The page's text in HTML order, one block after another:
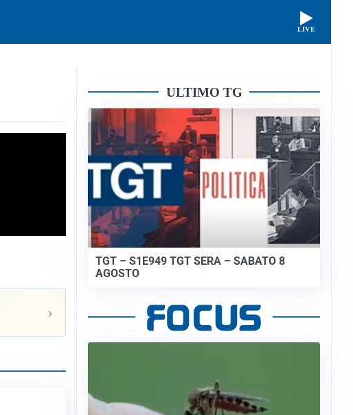
LIVE
›
ULTIMO TG
TGT – S1E949 TGT SERA – SABATO 8
AGOSTO